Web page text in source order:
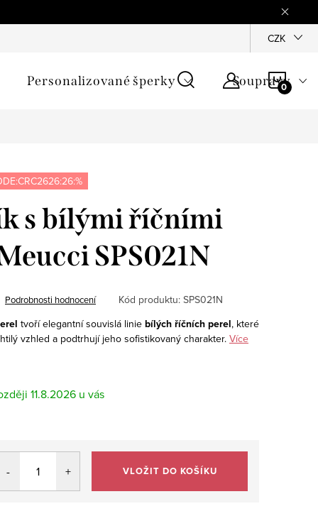
Jak
CZK
Personalizované šperky Soupravy
s bílými říčními
SPS021N
Podrobnosti hodnocení Kód produktu: SPS021N
tvoří elegantní souvislá linie bílých říčních perel, které
vzhled a podtrhují jeho sofistikovaný charakter. Více
11.8.2026
VLOŽIT DO KOŠÍKU